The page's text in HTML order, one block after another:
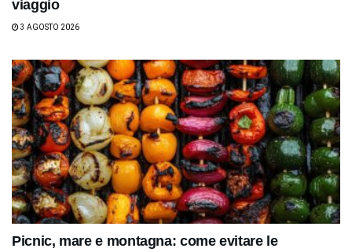
viaggio
3 AGOSTO 2026
Picnic, mare e montagna: come evitare le